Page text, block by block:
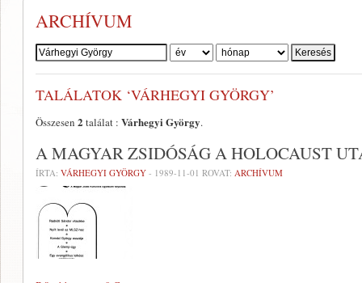
ARCHÍVUM
Szerző:
TALÁLATOK ‘VÁRHEGYI GYÖRGY’
Összesen 2 találat : Várhegyi György.
A MAGYAR ZSIDÓSÁG A HOLOCAUST
ÍRTA: VÁRHEGYI GYÖRGY - 1989-11-01 ROVAT: ARCHÍVUM